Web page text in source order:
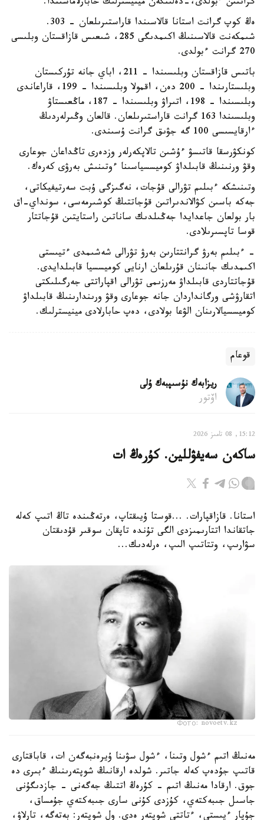
ەڭ كوپ گرانت استانا قالاسىندا قاراستىرىلعان - 303.
شىمكەنت قالاسىنىڭ اكىمدىگى 285، شىعىس قازاقستان وبلىسى
270 گرانت ءبولدى.
باتىس قازاقستان وبلىسىندا – 211، اباي جانە تۇركىستان
وبلىستارىندا – 200 دەن، اقمولا وبلىسىندا – 199، قاراعاندى
وبلىسىندا – 198، اتىراۋ وبلىسىندا – 187، ماڭعىستاۋ
وبلىسىندا 163 گرانت قاراستىرىلعان. قالعان وڭىرلەردىڭ
ءارقايسىسى 100 گە جۋىق گرانت ۇسىندى.
كونكۋرسقا قاتىسۋ ءۇشىن تالاپكەرلەر وزدەرى تاڭداعان جوعارى
وقۋ ورنىنىڭ قابىلداۋ كوميسسياسىنا ءوتىنىش بەرۋى كەرەك.
وتىنىشكە ءبىلىم تۋرالى قۇجات، نەگىزگى ۇبت سەرتيفيكاتى،
جەكە باسىن كۋالاندىراتىن قۇجاتتىڭ كوشىرمەسى، سونداي-اق
بار بولعان جاعدايدا جەڭىلدىك ساناتىن راستايتىن قۇجاتتار
قوسا تاپسىرىلادى.
- ءبىلىم بەرۋ گرانتتارىن بەرۋ تۋرالى شەشىمدى ءتيىستى
اكىمدىك جانىنان قۇرىلعان ارنايى كوميسسيا قابىلدايدى.
قۇجاتتاردى قابىلداۋ مەرزىمى تۋرالى اقپاراتتى جەرگىلىكتى
اتقارۋشى ورگانداردان جانە جوعارى وقۋ ورىندارىنىڭ قابىلداۋ
كوميسسيالارىنان الۋعا بولادى، دەپ حابارلادى مينيسترلىك.
قوعام
ريزابەك نۇسىپبەك ۇلى
اۆتور
15:12, 08 تامىز 2026
ساكەن سەيفۋللين. كۇرەڭ ات
استانا. قازاقپارات. ...قوستا ۇيىقتاپ، ەرتەڭىندە تاڭ اتىپ كەلە
جاتقاندا اتتارىمىزدى الگى تۇندە تاپقان سوقىر قۇدىقتان
سۋارىپ، وتتاتىپ الىپ، ەرلەدىك...
Фото: novoetv.kz
مەنىڭ اتىم ءشول وتىنا، ءشول سۋىنا ۇيرەنبەگەن ات، قاباقتارى
قاتىپ جۇدەپ كەلە جاتىر. شولدە ارقانىڭ شوپتەرىنىڭ ءبىرى دە
جوق. ارقادا مەنىڭ اتىم - كۇرەڭ اتتىڭ جەگەنى - جازدىگۇنى
جاسىل جىبەكتەي، كۇزدى كۇنى سارى جىبەكتەي جۇمساق،
جۇپار ءيىستى، ءتاتتى شوپتەر ەدى. ول شوپتەر: بەتەگە، تارلاۋ،